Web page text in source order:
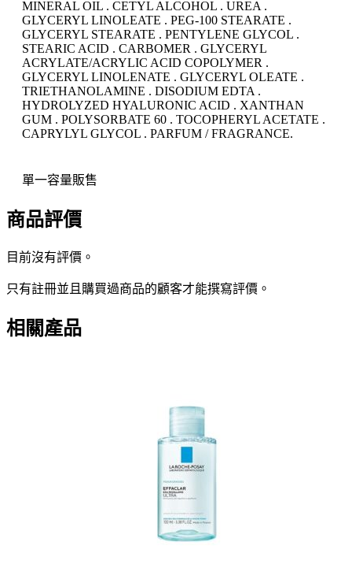
MINERAL OIL . CETYL ALCOHOL . UREA .
GLYCERYL LINOLEATE . PEG-100 STEARATE .
GLYCERYL STEARATE . PENTYLENE GLYCOL .
STEARIC ACID . CARBOMER . GLYCERYL
ACRYLATE/ACRYLIC ACID COPOLYMER .
GLYCERYL LINOLENATE . GLYCERYL OLEATE .
TRIETHANOLAMINE . DISODIUM EDTA .
HYDROLYZED HYALURONIC ACID . XANTHAN
GUM . POLYSORBATE 60 . TOCOPHERYL ACETATE .
CAPRYLYL GLYCOL . PARFUM / FRAGRANCE.
單一容量販售
商品評價
目前沒有評價。
只有註冊並且購買過商品的顧客才能撰寫評價。
相關產品